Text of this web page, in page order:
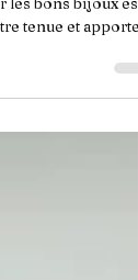
ou une
tenue et apporter